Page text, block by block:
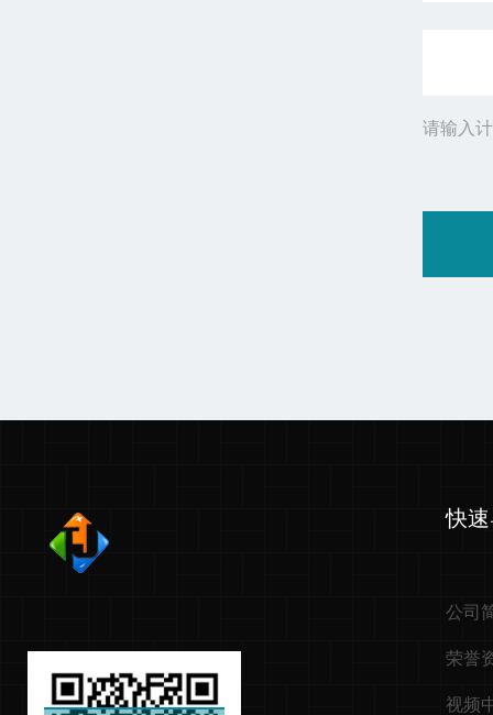
请输入
快
公司
荣誉
视频